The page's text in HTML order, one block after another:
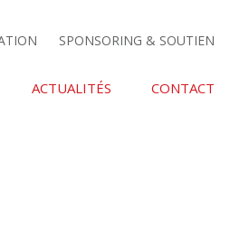
SPONSORING & SOUTIEN
ACTUALITÉS CONTACT